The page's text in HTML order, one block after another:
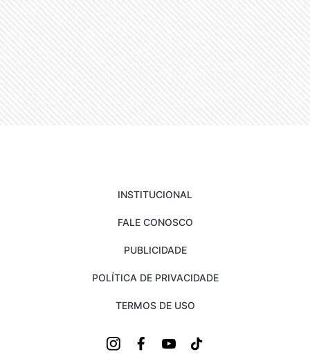
INSTITUCIONAL
FALE CONOSCO
PUBLICIDADE
POLÍTICA DE PRIVACIDADE
TERMOS DE USO